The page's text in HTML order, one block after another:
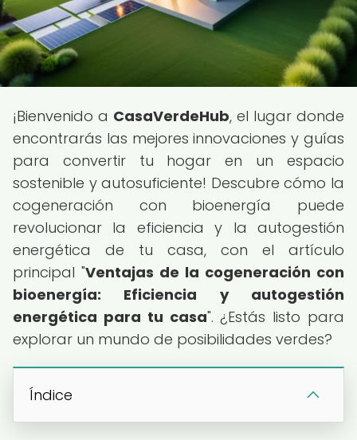
¡Bienvenido a CasaVerdeHub, el lugar donde
encontrarás las mejores innovaciones y guías
para convertir tu hogar en un espacio
sostenible y autosuficiente! Descubre cómo la
cogeneración con bioenergía puede
revolucionar la eficiencia y la autogestión
energética de tu casa, con el artículo
principal "Ventajas de la cogeneración con
bioenergía: Eficiencia y autogestión
energética para tu casa". ¿Estás listo para
explorar un mundo de posibilidades verdes?
Índice